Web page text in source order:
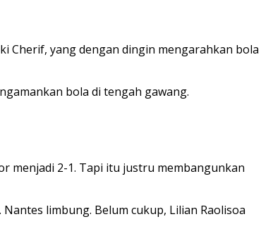
Cherif, yang dengan dingin mengarahkan bola
bola di tengah gawang.
menjadi 2-1. Tapi itu justru membangunkan
limbung. Belum cukup, Lilian Raolisoa